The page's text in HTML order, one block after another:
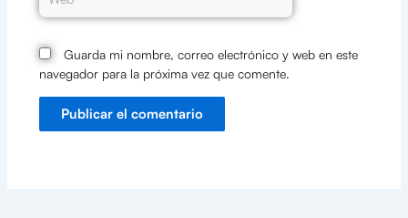
Guarda mi nombre, correo electrónico y web en este
navegador para la próxima vez que comente.